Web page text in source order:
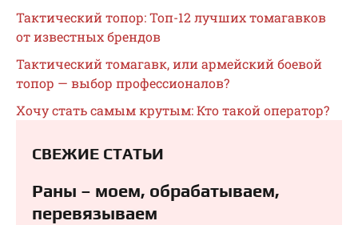
Тактический топор: Топ-12 лучших томагавков
от известных брендов
Тактический томагавк, или армейский боевой
топор — выбор профессионалов?
Хочу стать самым крутым: Кто такой оператор?
СВЕЖИЕ СТАТЬИ
Раны – моем, обрабатываем,
перевязываем⁠⁠